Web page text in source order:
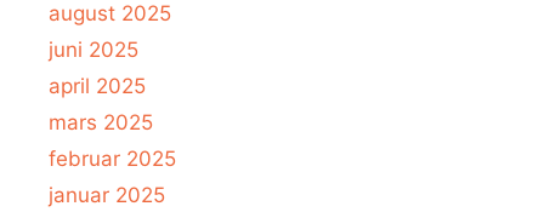
august 2025
juni 2025
april 2025
mars 2025
februar 2025
januar 2025